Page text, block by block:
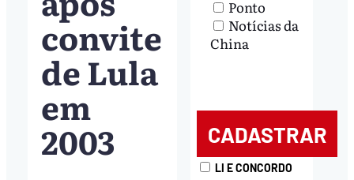
convite
de Lula
em
2003
Ponto
Notícias da
China
LI E CONCORDO